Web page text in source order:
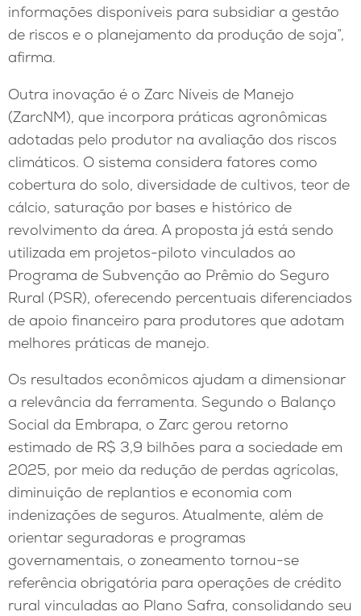
informações disponíveis para subsidiar a gestão
de riscos e o planejamento da produção de soja”,
afirma.
Outra inovação é o Zarc Níveis de Manejo
(ZarcNM), que incorpora práticas agronômicas
adotadas pelo produtor na avaliação dos riscos
climáticos. O sistema considera fatores como
cobertura do solo, diversidade de cultivos, teor de
cálcio, saturação por bases e histórico de
revolvimento da área. A proposta já está sendo
utilizada em projetos-piloto vinculados ao
Programa de Subvenção ao Prêmio do Seguro
Rural (PSR), oferecendo percentuais diferenciados
de apoio financeiro para produtores que adotam
melhores práticas de manejo.
Os resultados econômicos ajudam a dimensionar
a relevância da ferramenta. Segundo o Balanço
Social da Embrapa, o Zarc gerou retorno
estimado de R$ 3,9 bilhões para a sociedade em
2025, por meio da redução de perdas agrícolas,
diminuição de replantios e economia com
indenizações de seguros. Atualmente, além de
orientar seguradoras e programas
governamentais, o zoneamento tornou-se
referência obrigatória para operações de crédito
rural vinculadas ao Plano Safra, consolidando seu